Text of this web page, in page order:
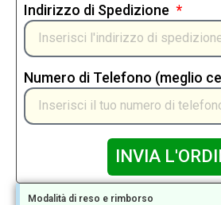
Indirizzo di Spedizione
Numero di Telefono (meglio
INVIA
Modalità di reso e rimborso